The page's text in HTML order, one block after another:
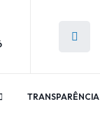
TRANSPARÊNCIA